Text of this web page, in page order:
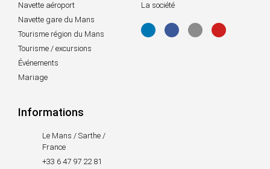
Navette aéroport
Navette gare du Mans
Tourisme région du Mans
Tourisme / excursions
Événements
Mariage
La société
Informations
Le Mans / Sarthe /
France
+33 6 47 97 22 81